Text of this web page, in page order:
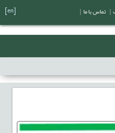
تماس با ما